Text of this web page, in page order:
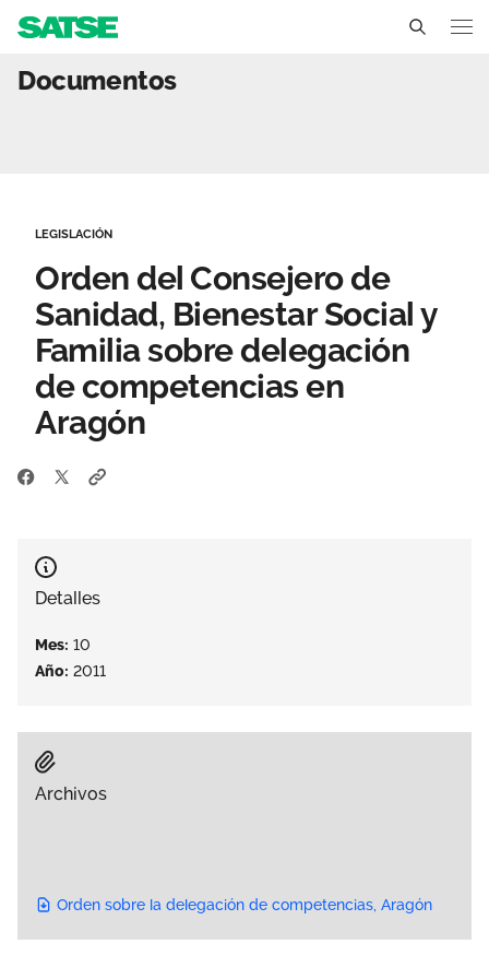
Delegados Sindicales
Estructura organizativa
Transparencia
Secciones sindicales
Servicios
Ventajas
Actualidad
Temas
Noticias
Sala de prensa
Documentos
Vídeos
Aragón
Contáctanos
Orden del Consejero de
Documentos
LEGISLACIÓN
Orden del Consejero de
Sanidad, Bienestar Social y
Familia sobre delegación
de competencias en
Aragón
Detalles
Mes: 10
Año: 2011
Archivos
Orden sobre la delegación de competencias, Aragón